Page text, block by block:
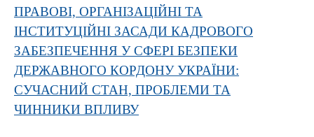
ПРАВОВІ, ОРГАНІЗАЦІЙНІ ТА
ІНСТИТУЦІЙНІ ЗАСАДИ КАДРОВОГО
ЗАБЕЗПЕЧЕННЯ У СФЕРІ БЕЗПЕКИ
ДЕРЖАВНОГО КОРДОНУ УКРАЇНИ:
СУЧАСНИЙ СТАН, ПРОБЛЕМИ ТА
ЧИННИКИ ВПЛИВУ